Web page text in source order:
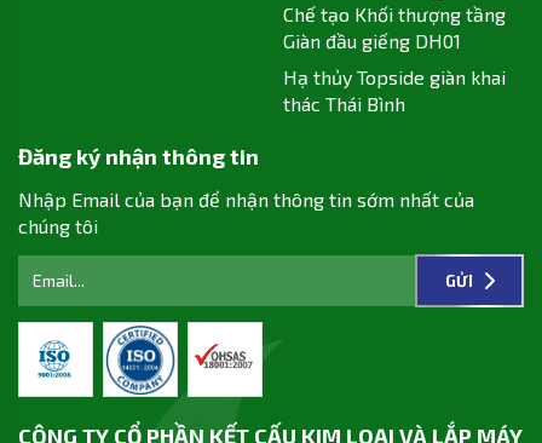
CÔNG TY CỔ PHẦN KẾT CẤU KIM LOẠI VÀ LẮP MÁY
Chế tạo Khối thượng tầng
Giàn đầu giếng DH01
Hạ thủy Topside giàn khai
thác Thái Bình
Đăng ký nhận thông tin
Nhập Email của bạn để nhận thông tin sớm nhất của
chúng tôi
GỬI